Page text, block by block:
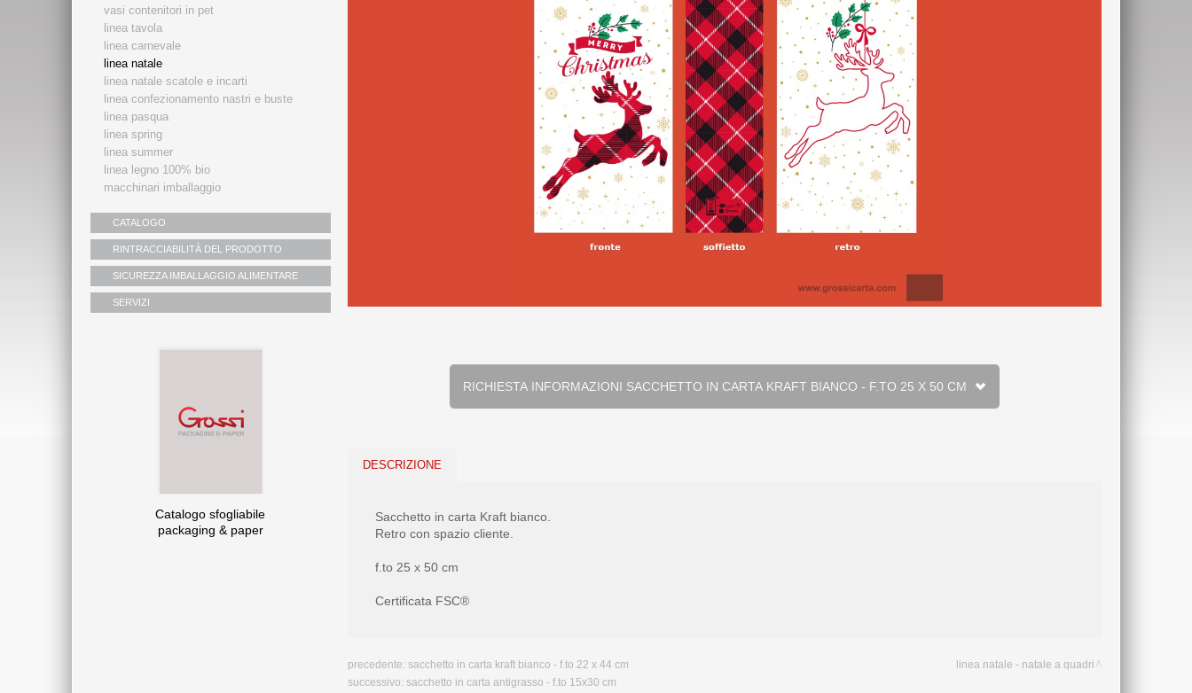
vasi contenitori in pet
linea tavola
linea carnevale
linea natale
linea natale scatole e incarti
linea confezionamento nastri e buste
linea pasqua
linea spring
linea summer
linea legno 100% bio
macchinari imballaggio
CATALOGO
RINTRACCIABILITÀ DEL PRODOTTO
SICUREZZA IMBALLAGGIO ALIMENTARE
SERVIZI
Catalogo sfogliabile
packaging & paper
RICHIESTA INFORMAZIONI SACCHETTO IN CARTA KRAFT BIANCO - F.TO 25 X 50 CM
DESCRIZIONE
Sacchetto in carta Kraft bianco.
Retro con spazio cliente.
f.to 25 x 50 cm
Certificata FSC®
precedente: sacchetto in carta kraft bianco - f.to 22 x 44 cm
successivo: sacchetto in carta antigrasso - f.to 15x30 cm
linea natale - natale a quadri